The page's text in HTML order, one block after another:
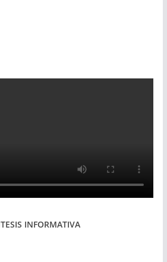
INFORMATIVA